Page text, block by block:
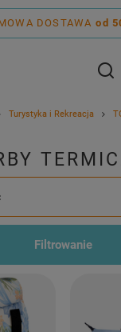
DOSTAWA od
Turystyka i Rekreacja
Filtrowanie